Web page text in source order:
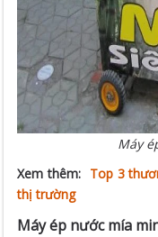
Máy
Xem thêm: Top 3
thị trường
Máy ép nước mía